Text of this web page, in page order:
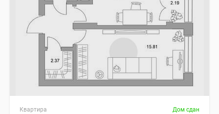
Квартира Дом сдан